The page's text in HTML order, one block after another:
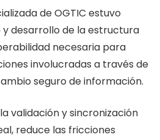
de OGTIC estuvo
desarrollo de la estructura
necesaria para
involucradas a través de
seguro de información.
validación y sincronización
reduce las fricciones